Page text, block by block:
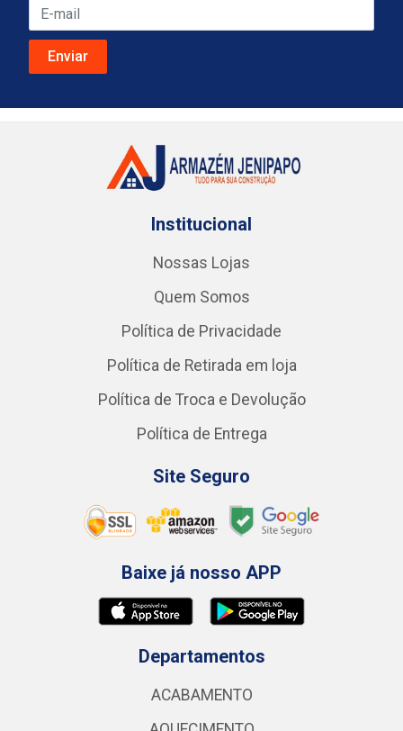
Institucional
Nossas Lojas
Quem Somos
Política de Privacidade
Política de Retirada em loja
Política de Troca e Devolução
Política de Entrega
Site Seguro
Baixe já nosso APP
Departamentos
ACABAMENTO